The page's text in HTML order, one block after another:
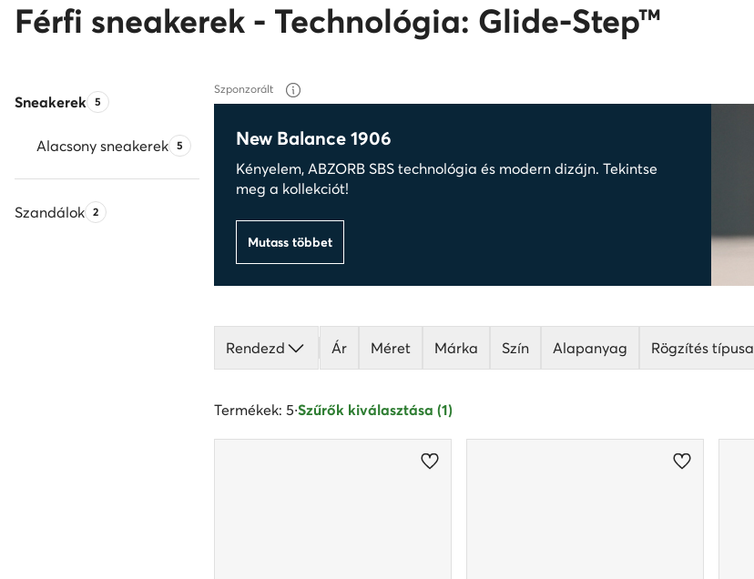
Férfi sneakerek - Technológia: Glide-Step™
SneakerekTermékek száma:
5
Alacsony sneakerekTermékek száma:
5
SzandálokTermékek száma:
2
Szponzorált
New Balance 1906
Kényelem, ABZORB SBS technológia és modern dizájn. Tekintse
meg a kollekciót!
Mutass többet
Rendezd Ár Méret Márka Szín Alapanyag Rögzítés típusa
Termékek: 5·Szűrők kiválasztása (1)